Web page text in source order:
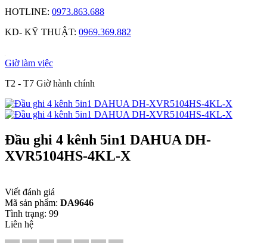
HOTLINE: 0973.863.688
KD- KỸ THUẬT: 0969.369.882
Giờ làm việc
T2 - T7 Giờ hành chính
Đầu ghi 4 kênh 5in1 DAHUA DH-
XVR5104HS-4KL-X
Viết đánh giá
Mã sản phẩm: DA9646
Tình trạng: 99
Liên hệ